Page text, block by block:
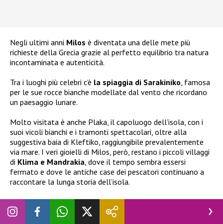
Negli ultimi anni Milos è diventata una delle mete più
richieste della Grecia grazie al perfetto equilibrio tra natura
incontaminata e autenticità.
Tra i luoghi più celebri c’è la spiaggia di Sarakiniko , famosa
per le sue rocce bianche modellate dal vento che ricordano
un paesaggio lunare.
Molto visitata è anche Plaka, il capoluogo dell’isola, con i
suoi vicoli bianchi e i tramonti spettacolari, oltre alla
suggestiva baia di Kleftiko, raggiungibile prevalentemente
via mare. I veri gioielli di Milos, però, restano i piccoli villaggi
di Klima e Mandrakia , dove il tempo sembra essersi
fermato e dove le antiche case dei pescatori continuano a
raccontare la lunga storia dell’isola.
Ilviaggio diChiara Ferragni è proseguito anche a Kimolos,
una piccola isola situata a meno di un chilometro da Milos